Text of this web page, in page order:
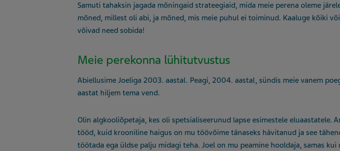
Samuti tahaksin jagada mõningaid strateegiaid, mida meie perena oleme
mõned, millest oli abi, ja mõned, mis meie puhul ei toiminud. Kaaluge kõiki
võivad need sobida!
Meie perekonna lühitutvustus
Abiellusime Joeliga 2003. aastal. Peagi, 2004. aastal, sündis meie vanem
aastat hiljem tema vend.
Olin algkooliõpetaja, kes oli spetsialiseerunud lapse esimestele eluaastatele.
tööd, kuid krooniline haigus on mu töövõime tänaseks hävitanud ja see
töötada ega üldse palju midagi teha. Joel on mu peamine hooldaja, samas